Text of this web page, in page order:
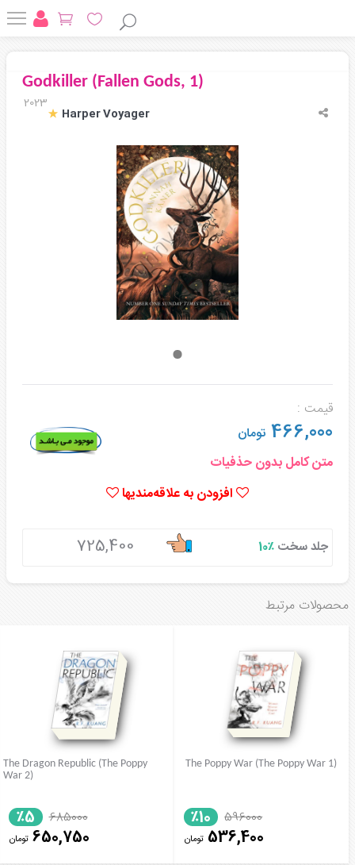
Godkiller (Fallen Gods, 1)
2023
Harper Voyager
قیمت :
466,000 تومان
متن کامل بدون حذفیات
افزودن به علاقه‌مندیها
جلد سخت ٪10 725,400
محصولات مرتبط
The Poppy War (The Poppy War 1)
596000
٪10
536,400 تومان
The Dragon Republic (The Poppy
War 2)
685000
٪5
650,750 تومان